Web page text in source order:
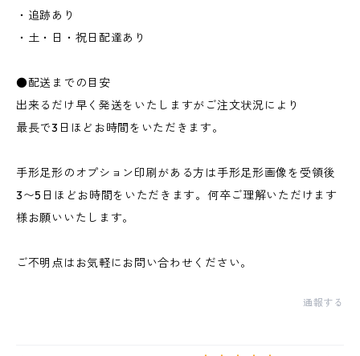
・追跡あり
・土・日・祝日配達あり
●配送までの目安
出来るだけ早く発送をいたしますがご注文状況により
最長で3日ほどお時間をいただきます。
手形足形のオプション印刷がある方は手形足形画像を受領後
3〜5日ほどお時間をいただきます。何卒ご理解いただけます
様お願いいたします。
ご不明点はお気軽にお問い合わせください。
通報する